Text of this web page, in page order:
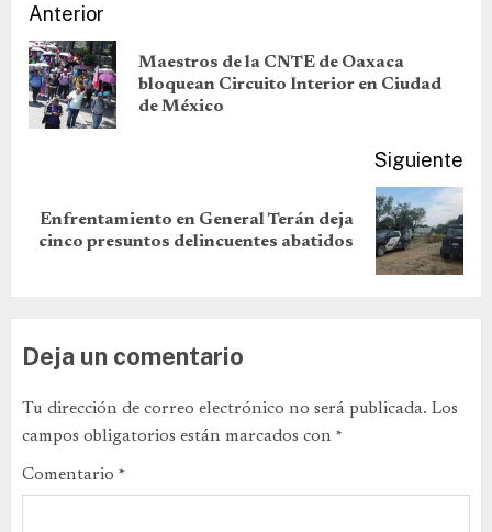
Anterior
Maestros de la CNTE de Oaxaca
bloquean Circuito Interior en Ciudad
de México
Siguiente
Enfrentamiento en General Terán deja
cinco presuntos delincuentes abatidos
Deja un comentario
Tu dirección de correo electrónico no será publicada. Los
campos obligatorios están marcados con *
Comentario *